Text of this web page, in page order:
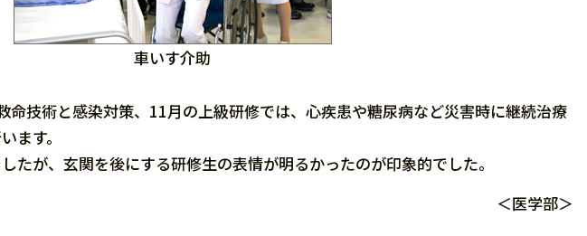
車いす介助
技術と感染対策、11月の上級研修では、心疾患や糖尿病など災害時に継続治療
ます。
たが、玄関を後にする研修生の表情が明るかったのが印象的でした。
＜医学部＞